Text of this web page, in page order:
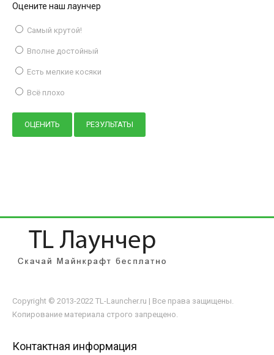
Оцените наш лаунчер
Самый крутой!
Вполне достойный
Есть мелкие косяки
Всё плохо
Copyright © 2013-2022 TL-Launcher.ru | Все права защищены.
Копирование материала строго запрещено.
Контактная информация